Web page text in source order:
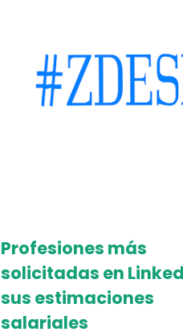
Profesiones más
solicitadas en
sus estimaciones
salariales